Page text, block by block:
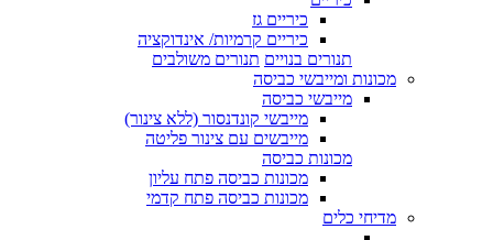
כיריים גז
כיריים קרמיות/ אינדוקציה
תנורים בנויים תנורים משולבים
מכונות ומייבשי כביסה
מייבשי כביסה
מייבשי קונדנסור (ללא צינור)
מייבשים עם צינור פליטה
מכונות כביסה
מכונות כביסה פתח עליון
מכונות כביסה פתח קדמי
מדיחי כלים